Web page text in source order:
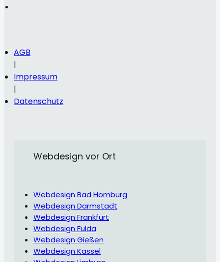
Links
AGB
|
Impressum
|
Datenschutz
Webdesign vor Ort
Webdesign Bad Homburg
Webdesign Darmstadt
Webdesign Frankfurt
Webdesign Fulda
Webdesign Gießen
Webdesign Kassel